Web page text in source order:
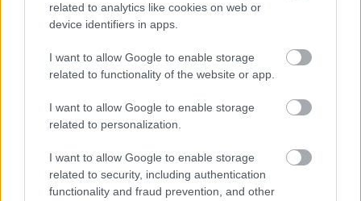
related to analytics like cookies on web or
device identifiers in apps.
I want to allow Google to enable storage
related to functionality of the website or app.
I want to allow Google to enable storage
related to personalization.
I want to allow Google to enable storage
related to security, including authentication
functionality and fraud prevention, and other
For mer informasjon om Konnerud IL, se
klubbens hjemmesidewww.konnerud.no.
Meld deg på vårt nyhetsbrev